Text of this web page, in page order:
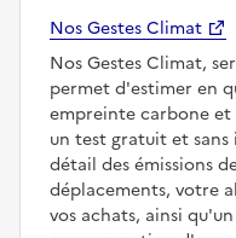
Nos Gestes Climat
Nos Gestes Climat,
permet d'estimer en
empreinte carbone et
un test gratuit et
détail des émissions
déplacements, votre
vos achats, ainsi